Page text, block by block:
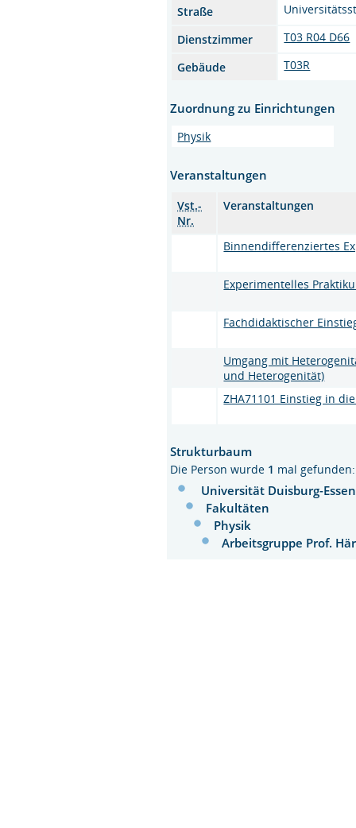
Straße
Dienstzimmer
T03 R04 D66
Gebäude
T03R
Zuordnung zu Einrichtungen
Physik
Veranstaltungen
Vst.-
Nr.
Veranstaltungen
Binnendifferenziertes
Experimentelles
Fachdidaktischer
Umgang mit
und Heterogenität)
ZHA71101 Einstieg in
Strukturbaum
Die Person wurde 1 mal gefunden:
Universität Duisburg-Essen
Fakultäten
Physik
Arbeitsgruppe Prof.